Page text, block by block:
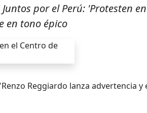
por el Perú: 'Protesten
en tono épico
Reggiardo lanza advertencia y